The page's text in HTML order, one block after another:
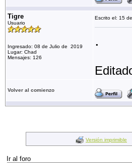
Tigre
Usuario
Ingresado: 08 de Julio de 2019
Lugar: Chad
Mensajes: 126
Escrito el: 15
.
Volver al comienzo
Versión imprimible
Ir al foro